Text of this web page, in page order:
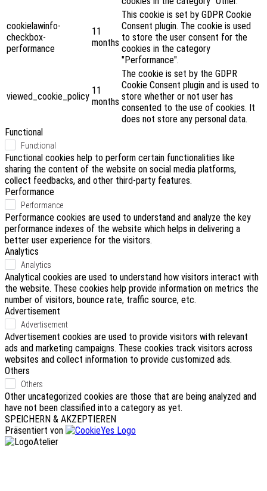
cookielawinfo-
checkbox-
performance
11
months
This cookie is set by GDPR Cookie
Consent plugin. The cookie is used
to store the user consent for the
cookies in the category
"Performance".
viewed_cookie_policy
11
months
The cookie is set by the GDPR
Cookie Consent plugin and is used to
store whether or not user has
consented to the use of cookies. It
does not store any personal data.
Functional
Functional
Functional cookies help to perform certain functionalities like
sharing the content of the website on social media platforms,
collect feedbacks, and other third-party features.
Performance
Performance
Performance cookies are used to understand and analyze the key
performance indexes of the website which helps in delivering a
better user experience for the visitors.
Analytics
Analytics
Analytical cookies are used to understand how visitors interact with
the website. These cookies help provide information on metrics the
number of visitors, bounce rate, traffic source, etc.
Advertisement
Advertisement
Advertisement cookies are used to provide visitors with relevant
ads and marketing campaigns. These cookies track visitors across
websites and collect information to provide customized ads.
Others
Others
Other uncategorized cookies are those that are being analyzed and
have not been classified into a category as yet.
SPEICHERN & AKZEPTIEREN
Präsentiert von